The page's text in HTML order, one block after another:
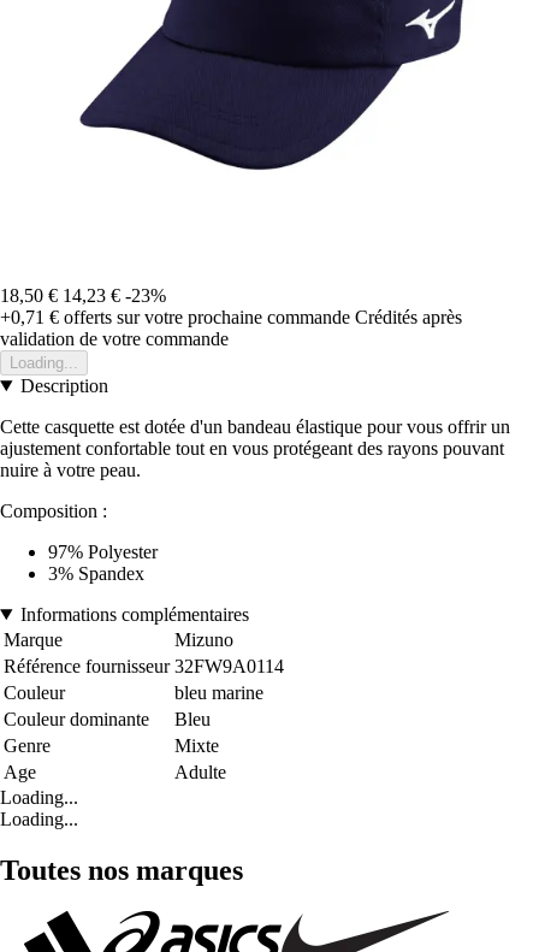
18,50 € 14,23 € -23%
+0,71 € offerts sur votre prochaine commande Crédités après
validation de votre commande
Loading...
Description
Cette casquette est dotée d'un bandeau élastique pour vous offrir un
ajustement confortable tout en vous protégeant des rayons pouvant
nuire à votre peau.
Composition :
97% Polyester
3% Spandex
Informations complémentaires
Marque
Mizuno
Référence fournisseur 32FW9A0114
Couleur
bleu marine
Couleur dominante
Bleu
Genre
Mixte
Age
Adulte
Loading...
Loading...
Toutes nos marques